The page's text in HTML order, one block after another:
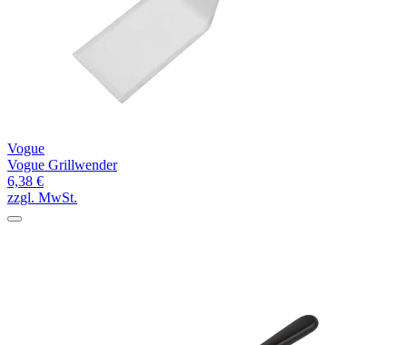
Vogue
Vogue Grillwender
6,38 €
zzgl. MwSt.